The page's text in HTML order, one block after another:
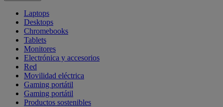
Laptops
Desktops
Chromebooks
Tablets
Monitores
Electrónica y accesorios
Red
Movilidad eléctrica
Gaming portátil
Gaming portátil
Productos sostenibles